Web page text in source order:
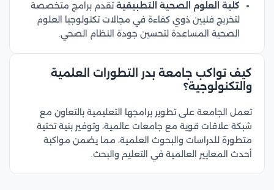
كلية العلوم الصحية التطبيقيةتقدم برامج متخصصة
لتخريج فنيين ذوي كفاءة في مجالات تكنولوجيا العلوم
الصحية المساعدة لتحسين جودة النظام الصحي.
كيف تواكب جامعة بدر التطورات العلمية
والتكنولوجية؟
تعمل الجامعة على تطوير برامجها التعليمية بالتعاون مع
شبكة علاقات قوية مع جامعات عالمية، وتوفير بنية تحتية
متطورة للدراسات والبحوث العلمية، مما يضمن مواكبة
أحدث المعايير العالمية في التعليم والبحث.